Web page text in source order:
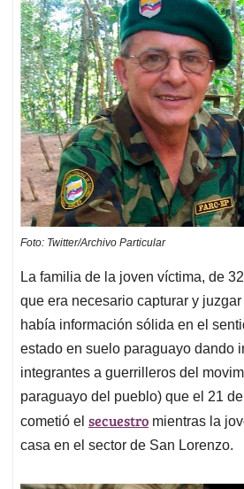
Foto: Twitter/Archivo Particular
La familia de la joven víctima, de
que era necesario capturar y
había información sólida en el
estado en suelo paraguayo dando
integrantes a guerrilleros del
paraguayo del pueblo) que el 21
cometió el secuestro mientras la
casa en el sector de San Lorenzo.